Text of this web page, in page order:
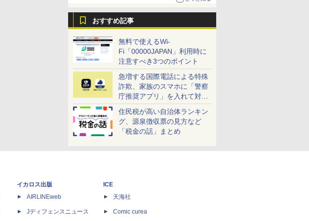
おすすめ記事
無料で使えるWi-
Fi「00000JAPAN」利用時に
注意すべき3つのポイント
急増する国際電話による特殊
詐欺、家族のスマホに「警察
庁推奨アプリ」を入れて対策
しよう！
住民税が高い自治体ランキン
グ、源泉徴収票の見方など
「税金の話」まとめ
イカロス出版
AIRLINEweb
Jディフェンスニュース
ICE
天海社
Comic curea